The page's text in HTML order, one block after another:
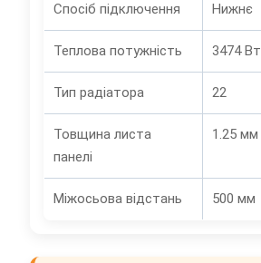
Спосіб підключення Нижнє
Теплова потужність 3474 Вт
Тип радіатора 22
Товщина листа
панелі
1.25 мм
Міжосьова відстань 500 мм